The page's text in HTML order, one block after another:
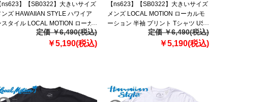
ns623】【SB0322】大きいサイズ
ンズ HAWAIIAN STYLE ハワイア
スタイル LOCAL MOTION ローカ
モーション 半袖 プリント Tシャツ
直輸入 mts21303az
定価 ￥6,490(税込)
￥5,190(税込)
【ns623】【SB0322】大きいサイズ
メンズ LOCAL MOTION ローカルモ
ーション 半袖 プリント Tシャツ USA
直輸入 smt21307az定価 ￥6,490(税込)
￥5,190(税込)